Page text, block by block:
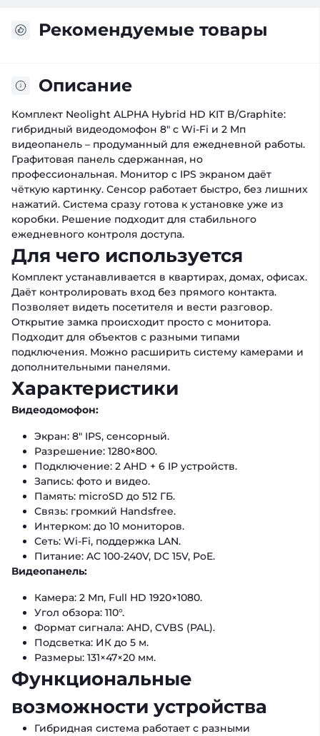
Рекомендуемые товары
Описание
Комплект Neolight ALPHA Hybrid HD KIT B/Graphite:
гибридный видеодомофон 8" с Wi-Fi и 2 Мп
видеопанель – продуманный для ежедневной работы.
Графитовая панель сдержанная, но
профессиональная. Монитор с IPS экраном даёт
чёткую картинку. Сенсор работает быстро, без лишних
нажатий. Система сразу готова к установке уже из
коробки. Решение подходит для стабильного
ежедневного контроля доступа.
Для чего используется
Комплект устанавливается в квартирах, домах, офисах.
Даёт контролировать вход без прямого контакта.
Позволяет видеть посетителя и вести разговор.
Открытие замка происходит просто с монитора.
Подходит для объектов с разными типами
подключения. Можно расширить систему камерами и
дополнительными панелями.
Характеристики
Видеодомофон:
Экран: 8" IPS, сенсорный.
Разрешение: 1280×800.
Подключение: 2 AHD + 6 IP устройств.
Запись: фото и видео.
Память: microSD до 512 ГБ.
Связь: громкий Handsfree.
Интерком: до 10 мониторов.
Сеть: Wi-Fi, поддержка LAN.
Питание: AC 100-240V, DC 15V, PoE.
Видеопанель:
Камера: 2 Мп, Full HD 1920×1080.
Угол обзора: 110°.
Формат сигнала: AHD, CVBS (PAL).
Подсветка: ИК до 5 м.
Размеры: 131×47×20 мм.
Функциональные
возможности устройства
Гибридная система работает с разными